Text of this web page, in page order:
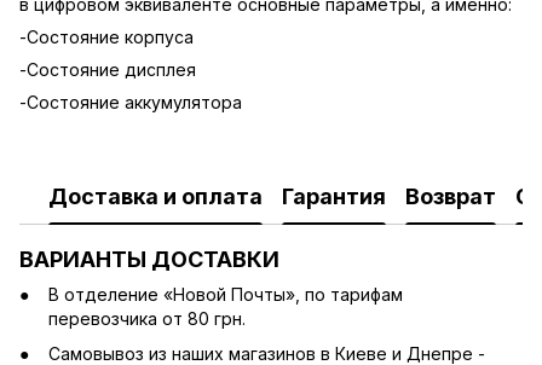
в цифровом эквиваленте основные параметры, а именно:
-Состояние корпуса
-Состояние дисплея
-Состояние аккумулятора
Доставка и оплата Гарантия Возврат
ВАРИАНТЫ ДОСТАВКИ
В отделение «Новой Почты», по тарифам
перевозчика от 80 грн.
Cамовывоз из наших магазинов в Киеве и Днепре -